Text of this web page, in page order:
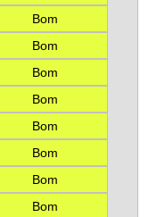
Bom
Bom
Bom
Bom
Bom
Bom
Bom
Bom